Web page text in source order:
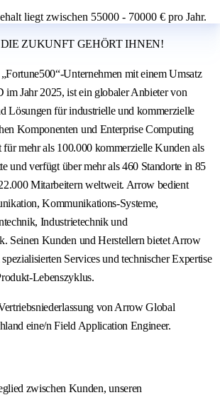
liegt zwischen 55000 - 70000 € pro Jahr.
ZUKUNFT GEHÖRT IHNEN!
Unternehmen mit einem Umsatz
Jahr 2025, ist ein globaler Anbieter von
Lösungen für industrielle und kommerzielle
Komponenten und Enterprise Computing
mehr als 100.000 kommerzielle Kunden als
und verfügt über mehr als 460 Standorte in 85
Mitarbeitern weltweit. Arrow bedient
Kommunikations-Systeme,
Industrietechnik und
Seinen Kunden und Herstellern bietet Arrow
Services und technischer Expertise
Lebenszyklus.
von Arrow Global
eine/n Field Application Engineer.
zwischen Kunden, unseren